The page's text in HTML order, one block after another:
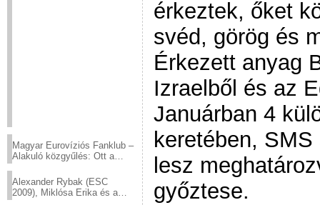
Magyar Eurovíziós Fanklub –
Alakuló közgyűlés: Ott a
Alexander Rybak (ESC
2009), Miklósa Erika és a
érkeztek, őket
svéd, görög és
Érkezett anyag
Izraelből és az
Januárban 4
keretében,
lesz
győztese.